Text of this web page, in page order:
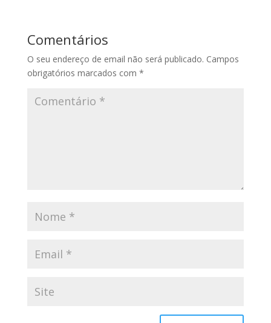
Comentários
O seu endereço de email não será publicado. Campos
obrigatórios marcados com *